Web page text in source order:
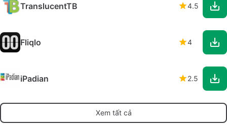
TranslucentTB 4.5
Fliqlo 4
iPadian 2.5
Xem tất cả